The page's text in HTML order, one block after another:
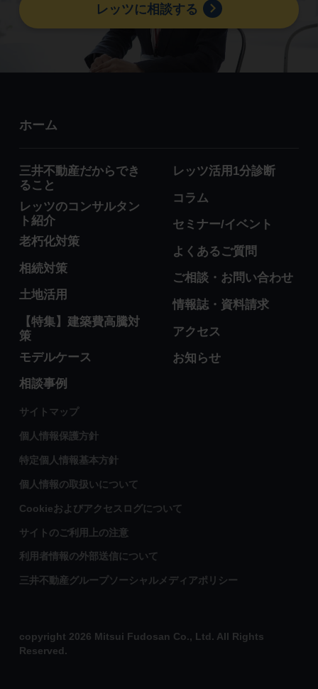
レッツに相談する
ホーム
三井不動産だからでき
ること
レッツのコンサルタン
ト紹介
老朽化対策
相続対策
土地活用
【特集】建築費高騰対
策
モデルケース
相談事例
レッツ活用1分診断
コラム
セミナー/イベント
よくあるご質問
ご相談・お問い合わせ
情報誌・資料請求
アクセス
お知らせ
サイトマップ
個人情報保護方針
特定個人情報基本方針
個人情報の取扱いについて
Cookieおよびアクセスログについて
サイトのご利用上の注意
利用者情報の外部送信について
三井不動産グループソーシャルメディアポリシー
copyright 2026 Mitsui Fudosan Co., Ltd. All Rights
Reserved.